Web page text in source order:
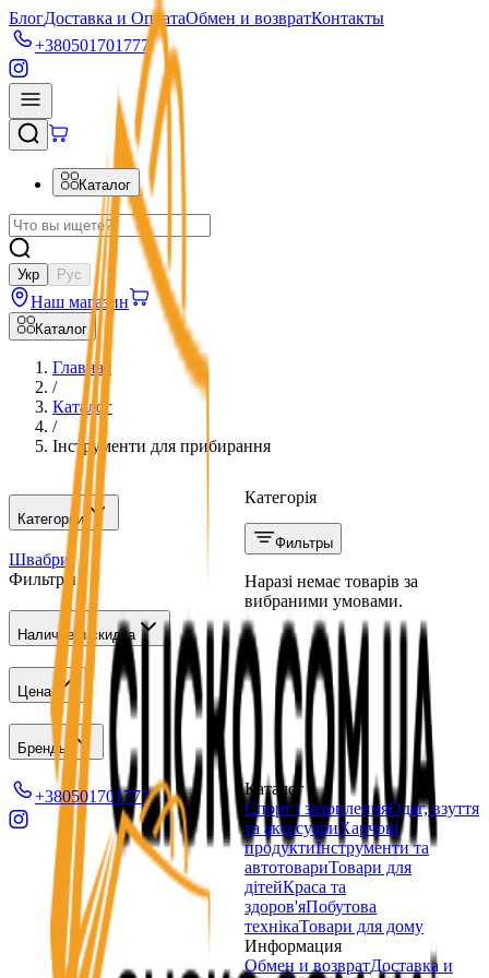
БлогДоставка и ОплатаОбмен и возвратКонтакты
+380501701777
Каталог
Укр Рус
Наш магазин
Каталог
Главная
/
Каталог
/
Інструменти для прибирання
Категории
Швабри
Фильтры
Наличие и скидка
Цена
Бренды
Категорія
Фильтры
Наразі немає товарів за
вибраними умовами.
+380501701777
Каталог
Спорт і захопленняОдяг, взуття
та аксесуариХарчові
продуктиІнструменти та
автотовариТовари для
дітейКраса та
здоров'яПобутова
технікаТовари для дому
Информация
Обмен и возвратДоставка и